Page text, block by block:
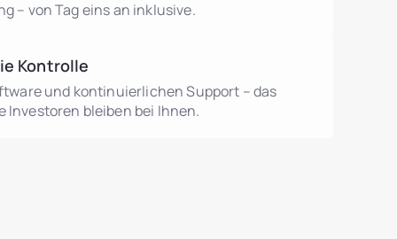
– von Tag eins an inklusive.
Kontrolle
und kontinuierlichen Support – das
Investoren bleiben bei Ihnen.